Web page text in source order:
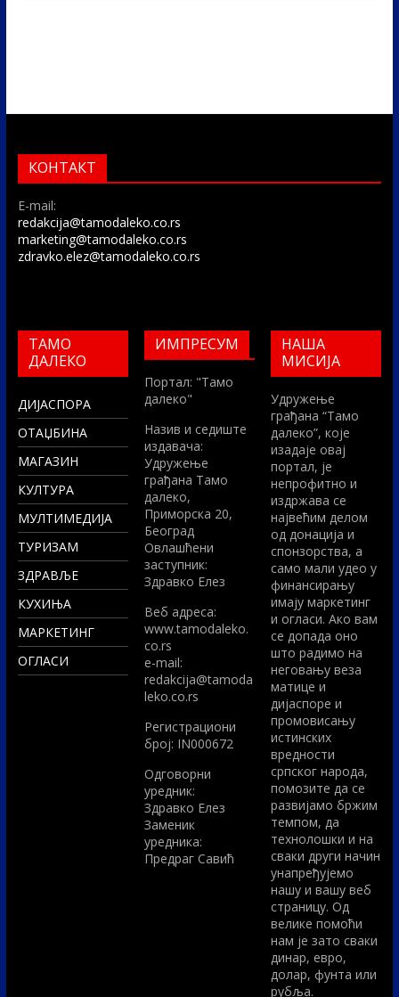
КОНТАКТ
E-mail:
redakcija@tamodaleko.co.rs
marketing@tamodaleko.co.rs
zdravko.elez@tamodaleko.co.rs
ТАМО
ДАЛЕКО
ДИЈАСПОРА
ОТАЏБИНА
МАГАЗИН
КУЛТУРА
МУЛТИМЕДИЈА
ТУРИЗАМ
ЗДРАВЉЕ
КУХИЊА
МАРКЕТИНГ
ОГЛАСИ
ИМПРЕСУМ
Портал: "Тамо
далеко"
Назив и седиште
издавача:
Удружење
грађана Тамо
далеко,
Приморска 20,
Београд
Овлашћени
заступник:
Здравко Елез
Вeб адреса:
www.tamodaleko.
co.rs
e-mail:
redakcija@tamoda
leko.co.rs
Регистрациони
број: IN000672
Одговорни
уредник:
Здравко Елез
Заменик
уредника:
Предраг Савић
НАША
МИСИЈА
Удружење
грађана “Тамо
далеко”, које
изадаје овај
портал, је
непрофитно и
издржава се
највећим делом
од донација и
спонзорства, а
само мали удео у
финансирању
имају маркетинг
и огласи. Ако вам
се допада оно
што радимо на
неговању веза
матице и
дијаспоре и
промовисању
истинских
вредности
српског народа,
помозите да се
развијамо бржим
темпом, да
технолошки и на
сваки други начин
унапређујемо
нашу и вашу веб
страницу. Од
велике помоћи
нам је зато сваки
динар, евро,
долар, фунта или
рубља.